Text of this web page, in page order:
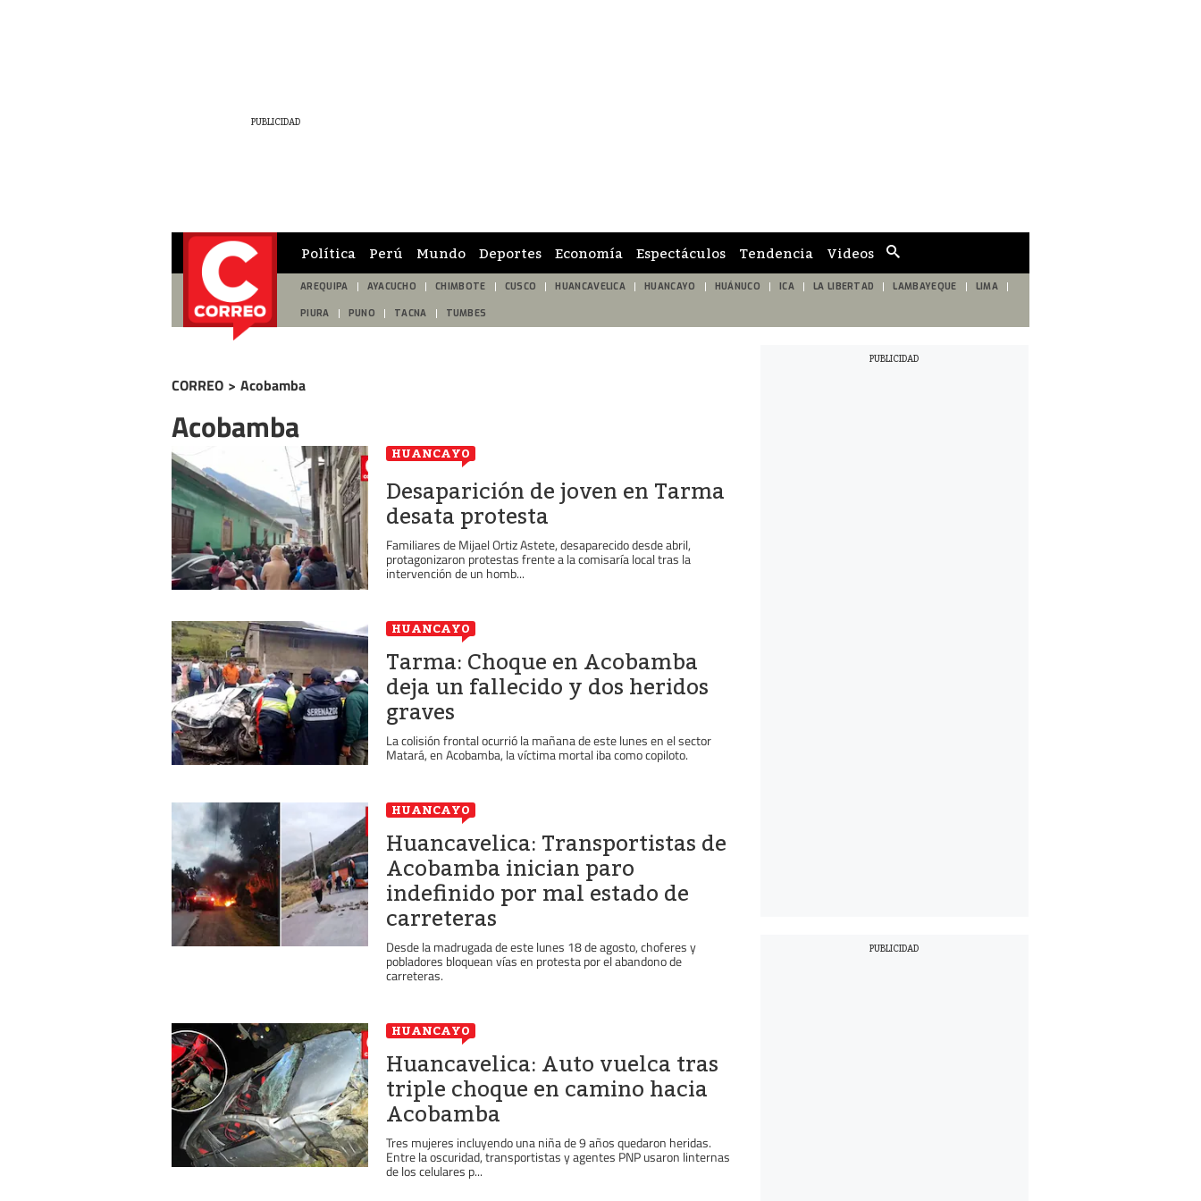
de
búsqueda
Política Perú Mundo Deportes Economía Espectáculos Tendencia Videos
AREQUIPA AYACUCHO CHIMBOTE CUSCO HUANCAVELICA HUANCAYO HUÁNUCO ICA LA LIBERTAD LAMBAYEQUE LIMA
PIURA PUNO TACNA TUMBES
CORREO > Acobamba
Acobamba
HUANCAYO
Desaparición de joven en Tarma
desata protesta
Familiares de Mijael Ortiz Astete, desaparecido desde abril,
protagonizaron protestas frente a la comisaría local tras la
intervención de un homb...
HUANCAYO
Tarma: Choque en Acobamba
deja un fallecido y dos heridos
graves
La colisión frontal ocurrió la mañana de este lunes en el sector
Matará, en Acobamba, la víctima mortal iba como copiloto.
HUANCAYO
Huancavelica: Transportistas de
Acobamba inician paro
indefinido por mal estado de
carreteras
Desde la madrugada de este lunes 18 de agosto, choferes y
pobladores bloquean vías en protesta por el abandono de
carreteras.
HUANCAYO
Huancavelica: Auto vuelca tras
triple choque en camino hacia
Acobamba
Tres mujeres incluyendo una niña de 9 años quedaron heridas.
Entre la oscuridad, transportistas y agentes PNP usaron linternas
de los celulares p...